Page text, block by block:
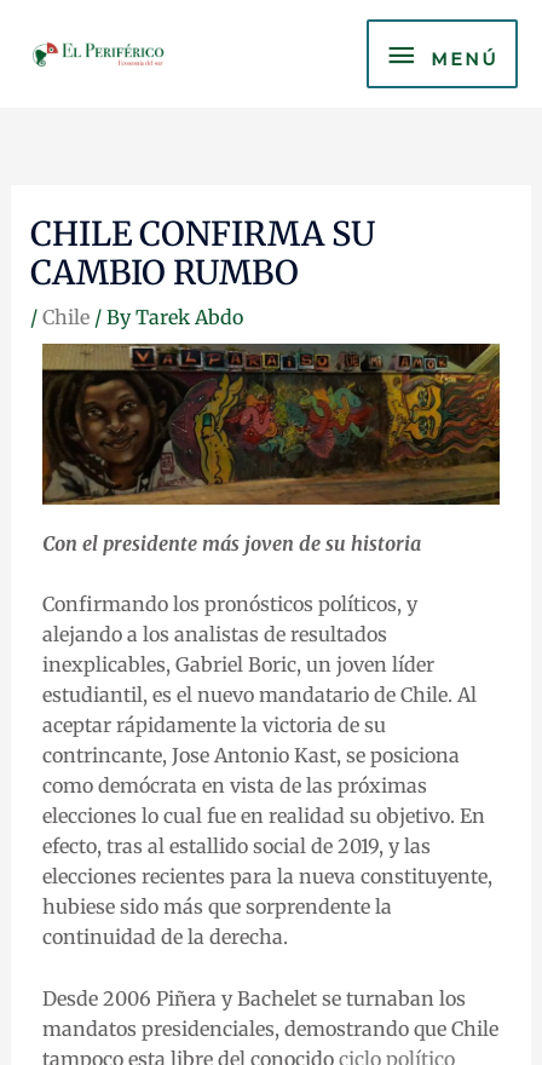
content
MENÚ
MENÚ
CHILE CONFIRMA SU
CAMBIO RUMBO
/ Chile/ ByTarek Abdo
Con el presidente más joven de su historia
Confirmando los pronósticos políticos, y
alejando a los analistas de resultados
inexplicables, Gabriel Boric, un joven líder
estudiantil, es el nuevo mandatario de Chile. Al
aceptar rápidamente la victoria de su
contrincante, Jose Antonio Kast, se posiciona
como demócrata en vista de las próximas
elecciones lo cual fue en realidad su objetivo. En
efecto, tras al estallido social de 2019, y las
elecciones recientes para la nueva constituyente,
hubiese sido más que sorprendente la
continuidad de la derecha.
Desde 2006 Piñera y Bachelet se turnaban los
mandatos presidenciales, demostrando que Chile
tampoco esta libre del conocido ciclo político